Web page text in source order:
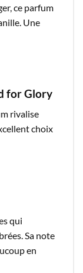
ce parfum
Une
for Glory
rivalise
choix
qui
Sa note
en